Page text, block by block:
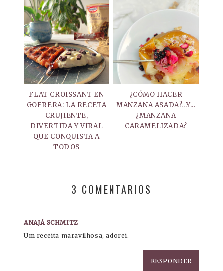
FLAT CROISSANT EN
GOFRERA: LA RECETA
CRUJIENTE,
DIVERTIDA Y VIRAL
QUE CONQUISTA A
TODOS
¿CÓMO HACER
MANZANA ASADA?...Y...
¿MANZANA
CARAMELIZADA?
3 COMENTARIOS
ANAJÁ SCHMITZ
Um receita maravilhosa, adorei.
RESPONDER